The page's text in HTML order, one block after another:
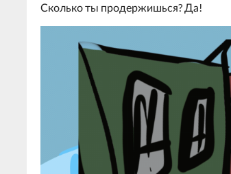
Сколько ты продержишься? Да!